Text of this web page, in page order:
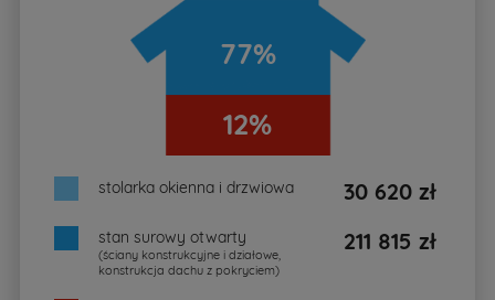
77%
12%
stolarka okienna i drzwiowa 30 620 zł
stan surowy otwarty
(ściany konstrukcyjne i działowe,
konstrukcja dachu z pokryciem)
211 815 zł